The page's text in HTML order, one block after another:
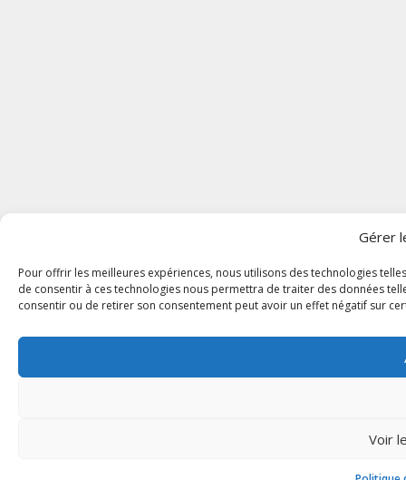
Gérer
Pour offrir les meilleures expériences, nous utilisons des technologies
de consentir à ces technologies nous permettra de traiter des données
consentir ou de retirer son consentement peut avoir un effet négatif sur
Voir